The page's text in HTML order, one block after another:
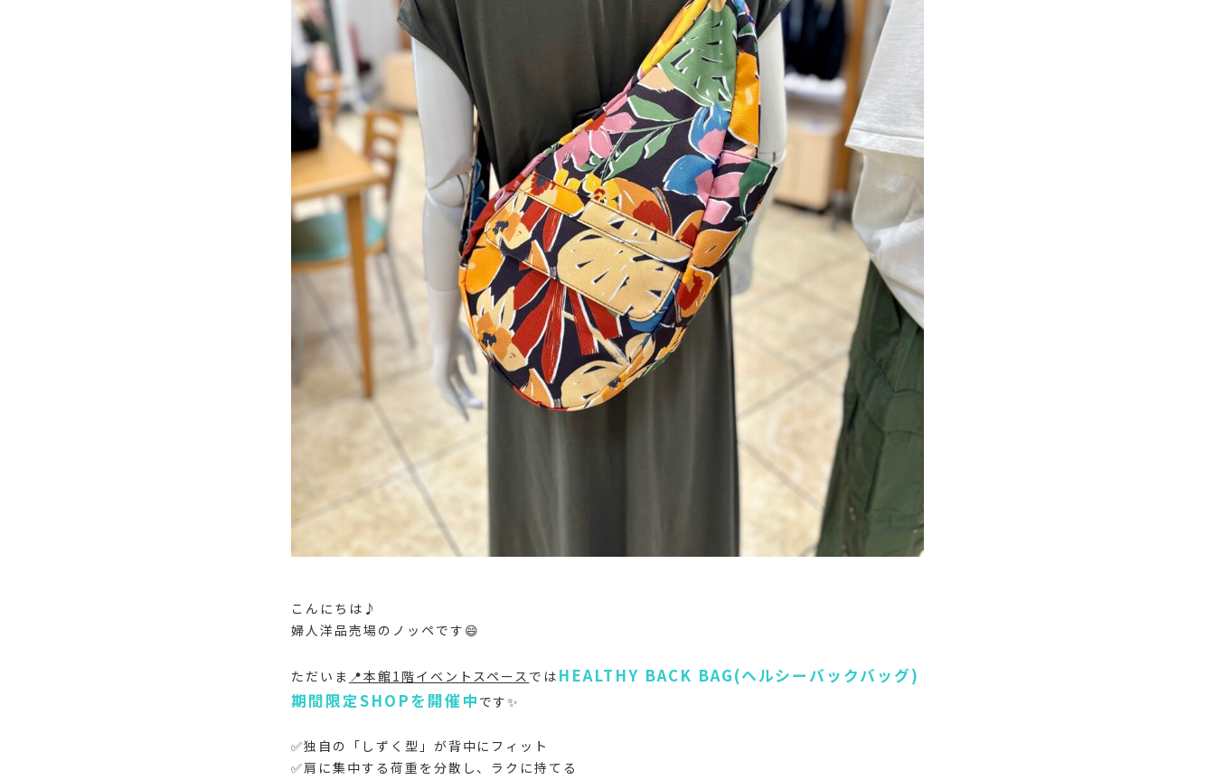
こんにちは♪
婦人洋品売場のノッペです😄
ただいま 📍本館1階イベントスペース では HEALTHY BACK BAG(ヘルシーバックバッグ)
期間限定SHOPを開催中 です✨
✅独自の「しずく型」が背中にフィット
✅肩に集中する荷重を分散し、ラクに持てる